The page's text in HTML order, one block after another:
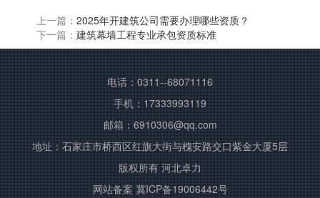
上一篇：2025年开建筑公司需要办理哪些资质？
下一篇：建筑幕墙工程专业承包资质标准
电话：0311--68071116
手机：17333993119
邮箱：6910306@qq.com
地址：石家庄市桥西区红旗大街与槐安路交口紫金大厦5层
版权所有 河北卓力
网站备案冀ICP备19006442号